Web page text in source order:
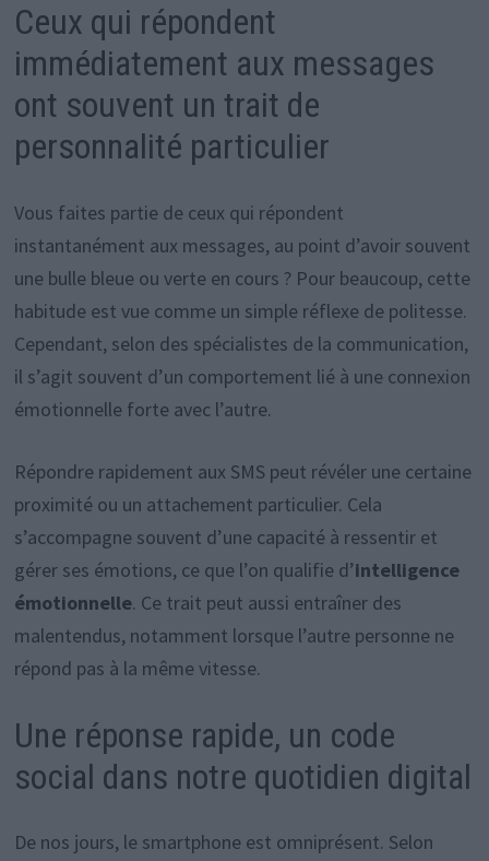
Ceux qui répondent
immédiatement aux messages
ont souvent un trait de
personnalité particulier
Vous faites partie de ceux qui répondent
instantanément aux messages, au point d’avoir souvent
une bulle bleue ou verte en cours ? Pour beaucoup, cette
habitude est vue comme un simple réflexe de politesse.
Cependant, selon des spécialistes de la communication,
il s’agit souvent d’un comportement lié à une connexion
émotionnelle forte avec l’autre.
Répondre rapidement aux SMS peut révéler une certaine
proximité ou un attachement particulier. Cela
s’accompagne souvent d’une capacité à ressentir et
gérer ses émotions, ce que l’on qualifie d’intelligence
émotionnelle. Ce trait peut aussi entraîner des
malentendus, notamment lorsque l’autre personne ne
répond pas à la même vitesse.
Une réponse rapide, un code
social dans notre quotidien digital
De nos jours, le smartphone est omniprésent. Selon